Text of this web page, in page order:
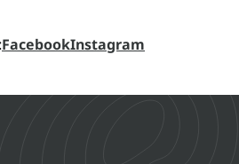
FacebookInstagram